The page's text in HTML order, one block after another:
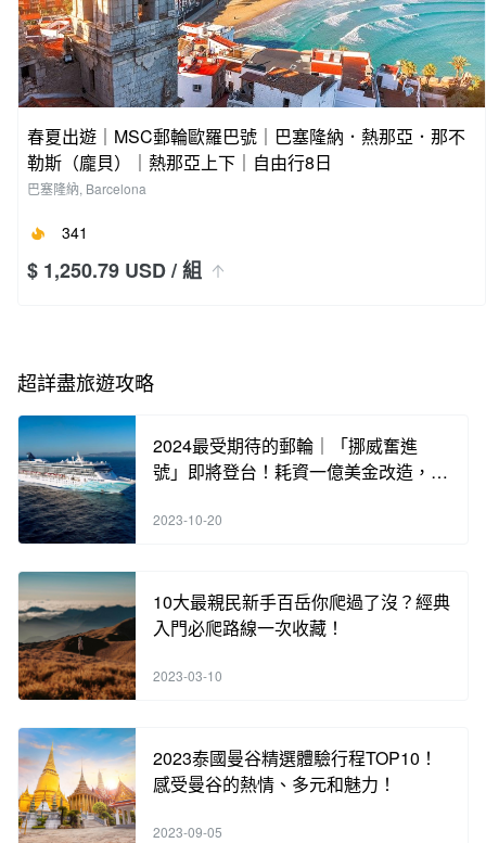
春夏出遊｜MSC郵輪歐羅巴號｜巴塞隆納．熱那亞．那不
勒斯（龐貝）｜熱那亞上下｜自由行8日
巴塞隆納, Barcelona
341
$ 1,250.79 USD/ 組
超詳盡旅遊攻略
2024最受期待的郵輪｜「挪威奮進
號」即將登台！耗資一億美金改造，含
手刀搶訂中！
2023-10-20
10大最親民新手百岳你爬過了沒？經典
入門必爬路線一次收藏！
2023-03-10
2023泰國曼谷精選體驗行程TOP10！
感受曼谷的熱情、多元和魅力！
2023-09-05